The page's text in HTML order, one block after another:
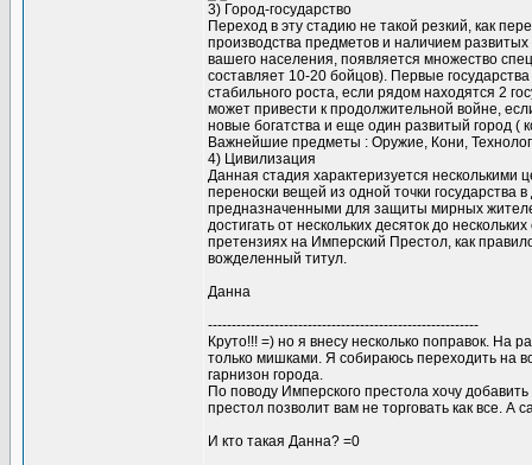
3) Город-государство
Переход в эту стадию не такой резкий, как
производства предметов и наличием
вашего населения, появляется множество
составляет 10-20 бойцов). Первые
стабильного роста, если рядом находятся 2
может привести к продолжительной войне,
новые богатства и еще один развитый город
Важнейшие предметы : Оружие, Кони,
4) Цивилизация
Данная стадия характеризуется несколькими
переноски вещей из одной точки государства
предназначенными для защиты мирных
достигать от нескольких десяток до
претензиях на Имперский Престол, как
вожделенный титул.
Данна
---------------------------------------------------------
Круто!!! =) но я внесу несколько поправок. На
только мишками. Я собираюсь переходить на
гарнизон города.
По поводу Имперского престола хочу
престол позволит вам не торговать как все. А
И кто такая Данна? =0